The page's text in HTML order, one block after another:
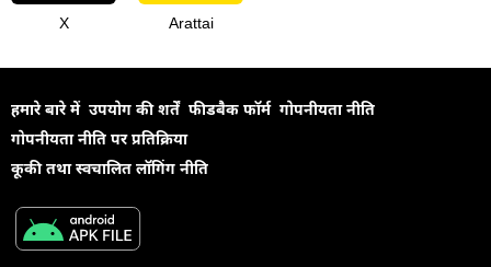
X Arattai
हमारे बारे में उपयोग की शर्तें फीडबैक फॉर्म गोपनीयता नीति
गोपनीयता नीति पर प्रतिक्रिया
कूकी तथा स्वचालित लॉगिंग नीति